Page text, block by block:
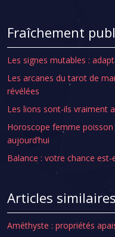
Fraîchement
Les signes mutables :
Les arcanes du tarot de
révélées
Les lions sont-ils vraiment
Horoscope femme
aujourd’hui
Balance : votre chance est-
Articles similaires
Améthyste : propriétés